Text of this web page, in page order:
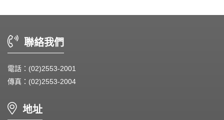
聯絡我們
電話：(02)2553-2001
傳真：(02)2553-2004
地址